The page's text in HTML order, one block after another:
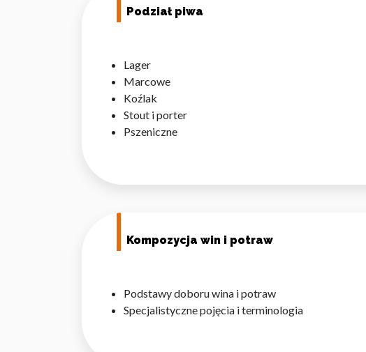
Podział piwa
Lager
Marcowe
Koźlak
Stout i porter
Pszeniczne
Kompozycja win i potraw
Podstawy doboru wina i potraw
Specjalistyczne pojęcia i terminologia
Pliki cookie dotyczące preferencji
np. preferowany język lub region, w